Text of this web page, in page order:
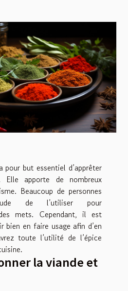
pour but essentiel d’apprêter
Elle apporte de nombreux
Beaucoup de personnes
de l’utiliser pour
des mets. Cependant, il est
bien en faire usage afin d’en
toute l’utilité de l’épice
la viande et